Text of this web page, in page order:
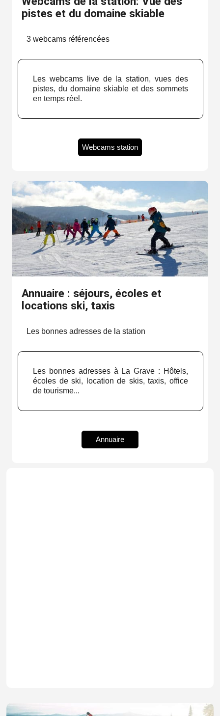
pistes et du domaine skiable
3 webcams référencées
Les webcams live de la station, vues des
pistes, du domaine skiable et des sommets
en temps réel.
Webcams station
Annuaire : séjours, écoles et
locations ski, taxis
Les bonnes adresses de la station
Les bonnes adresses à La Grave : Hôtels,
écoles de ski, location de skis, taxis, office
de tourisme...
Annuaire